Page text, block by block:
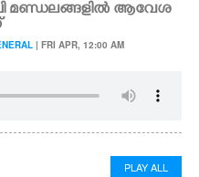
മണ്ഡലങ്ങളിൽ ആവേശ
| FRI APR, 12:00 AM
PLAY ALL